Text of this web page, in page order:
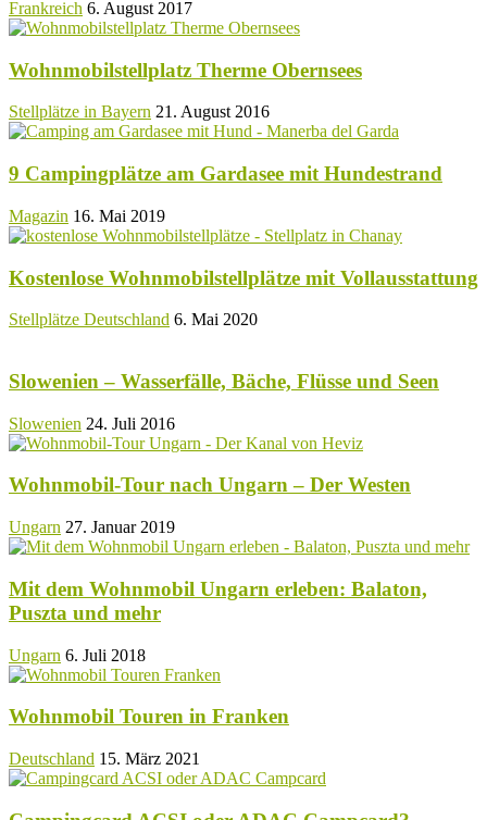
Frankreich 6. August 2017
Wohnmobilstellplatz Therme Obernsees
Stellplätze in Bayern 21. August 2016
9 Campingplätze am Gardasee mit Hundestrand
Magazin 16. Mai 2019
Kostenlose Wohnmobilstellplätze mit Vollausstattung
Stellplätze Deutschland 6. Mai 2020
Slowenien – Wasserfälle, Bäche, Flüsse und Seen
Slowenien 24. Juli 2016
Wohnmobil-Tour nach Ungarn – Der Westen
Ungarn 27. Januar 2019
Mit dem Wohnmobil Ungarn erleben: Balaton,
Puszta und mehr
Ungarn 6. Juli 2018
Wohnmobil Touren in Franken
Deutschland 15. März 2021